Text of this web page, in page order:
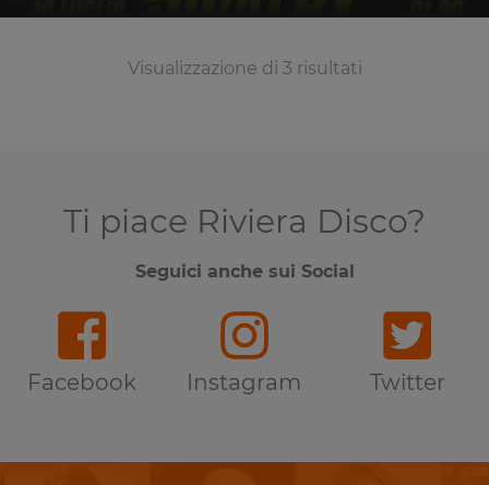
Visualizzazione di 3 risultati
Ti piace Riviera Disco?
Seguici anche sui Social
Facebook Instagram Twitter